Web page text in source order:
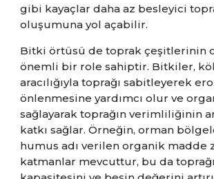
gibi kayaçlar daha az besleyici
oluşumuna yol açabilir.
Bitki örtüsü de toprak çeşitlerinin
önemli bir role sahiptir. Bitkiler,
aracılığıyla toprağı sabitleyerek
önlenmesine yardımcı olur ve
sağlayarak toprağın verimliliğinin
katkı sağlar. Örneğin, orman
humus adı verilen organik madde
katmanlar mevcuttur, bu da